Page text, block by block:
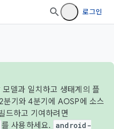
로그인
델과 일치하고 생태계의 플
기와 4분기에 AOSP에 소스
드하고 기여하려면
를 사용하세요.
android-